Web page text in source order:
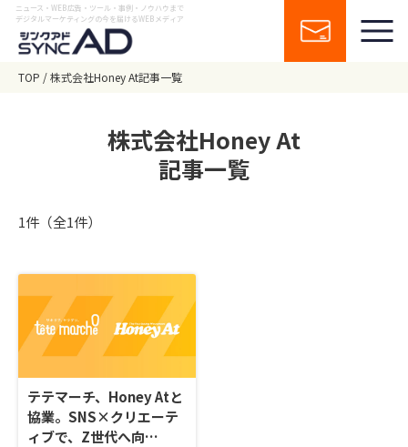
ニュース・WEB広告・ツール・事例・ノウハウまで
デジタルマーケティングの今を届けるWEBメディア
TOP 株式会社Honey At記事一覧
株式会社Honey At
記事一覧
1件（全1件）
テテマーチ、Honey Atと
協業。SNS×クリエーテ
ィブで、Z世代へ向…